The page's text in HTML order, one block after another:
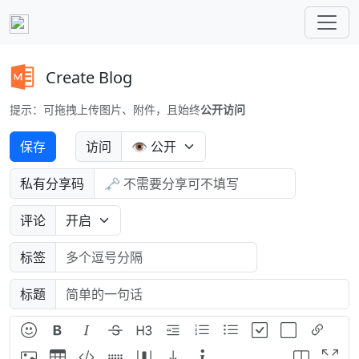
Create Blog
提示：可拖拽上传图片、附件，且始终公开访问
保存 访问
私有分享码
评论
标签
标题